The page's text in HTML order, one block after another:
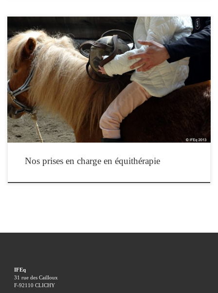
Nos prises en charge en équithérapie
IFEq
31 rue des Cailloux
F-92110 CLICHY